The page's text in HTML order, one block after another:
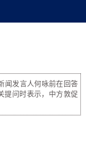
闻发言人何咏前在回答
提问时表示，中方敦促